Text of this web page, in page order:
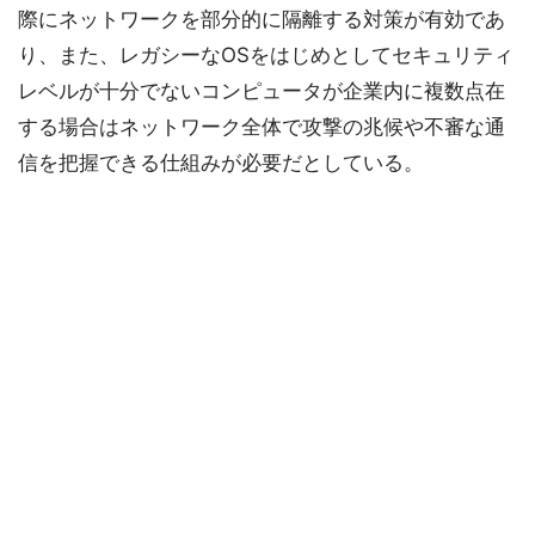
際にネットワークを部分的に隔離する対策が有効であ
り、また、レガシーなOSをはじめとしてセキュリティ
レベルが十分でないコンピュータが企業内に複数点在
する場合はネットワーク全体で攻撃の兆候や不審な通
信を把握できる仕組みが必要だとしている。